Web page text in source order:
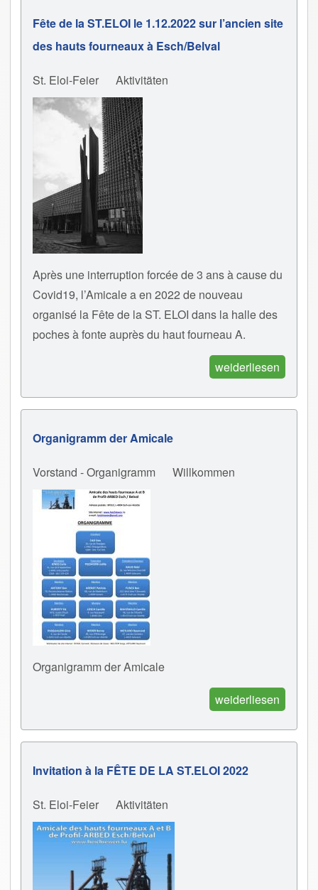
Fête de la ST.ELOI le 1.12.2022 sur l’ancien site
des hauts fourneaux à Esch/Belval
St. Eloi-Feier Aktivitäten
Après une interruption forcée de 3 ans à cause du
Covid19, l’Amicale a en 2022 de nouveau
organisé la Fête de la ST. ELOI dans la halle des
poches à fonte auprès du haut fourneau A.
weiderliesen
Organigramm der Amicale
Vorstand - Organigramm Willkommen
Organigramm der Amicale
weiderliesen
Invitation à la FÊTE DE LA ST.ELOI 2022
St. Eloi-Feier Aktivitäten